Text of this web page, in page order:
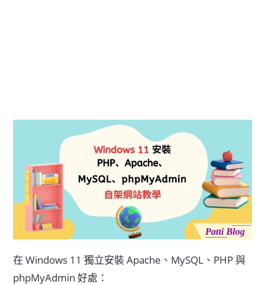
在 Windows 11 獨立安裝 Apache、MySQL、PHP 與
phpMyAdmin 好處：